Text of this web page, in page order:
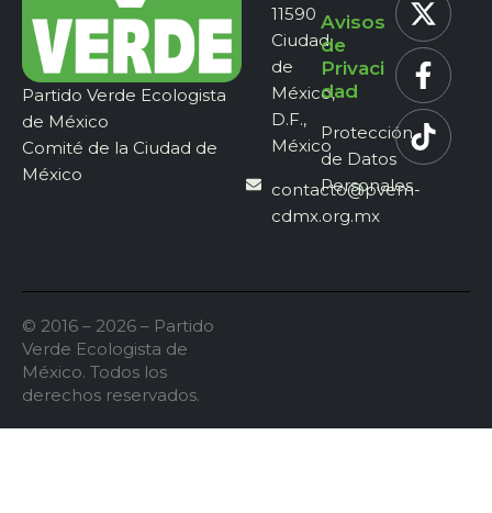
Partido Verde Ecologista
de México
Comité de la Ciudad de
México
11590
Ciudad
de
México,
D.F.,
México
contacto@pvem-
cdmx.org.mx
Avisos
de
Privaci
dad
Protección
de Datos
Personales
© 2016 – 2026 – Partido
Verde Ecologista de
México. Todos los
derechos reservados.